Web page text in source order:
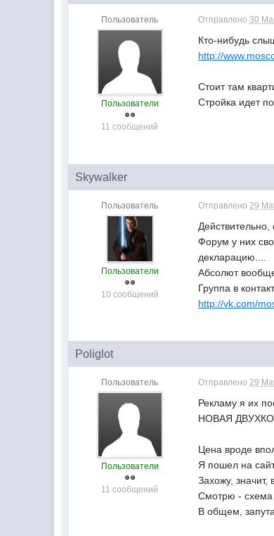
Пользователь
Пользователи
11 сообщений
Отправлено30
Кто-нибудь
http://
Стоит там
Стройка идет
Skywalker
Пользователь
Пользователи
10 сообщений
Отправлено29
Форум у них
декларацию....
Абсолют
Группа в
http://vk.com/
Poliglot
Пользователь
Пользователи
11 сообщений
Отправлено29
Рекламу я их
НОВАЯ
Цена вроде
Я пошел на
Захожу,
Смотрю - схема
В общем,